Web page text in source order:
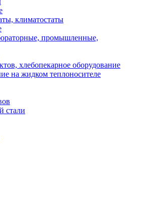
климатостаты
промышленные,
хлебопекарное оборудование
на жидком теплоносителе
стали